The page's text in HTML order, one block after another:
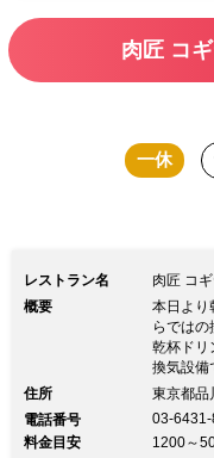
お気軽にお申し付け下
日 ガーデン風テーブ
6,000円 ・堪能コース 9.000円 ・懐石コース 12.000円 ◆区認
肉匠 コ
一休
レストラン名
肉匠 コ
概要
本日より
らでは
乾杯ドリ
換気設備
策】 〈
は全テー
密対策〉
住所
東京都品
電話番号
03-
料金目安
1200～